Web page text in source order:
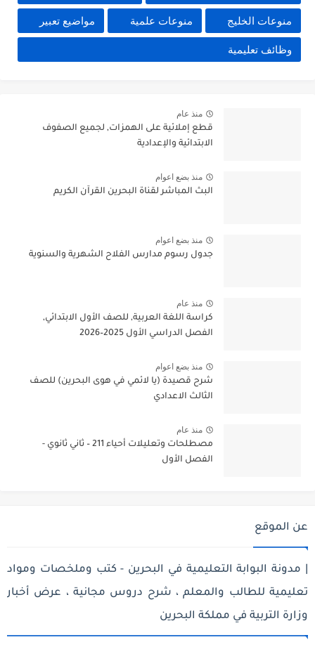
منوعات الخليج منوعات علمية مواضيع تعبير
وظائف تعليمية
منذ عام
قطع إملائية على الهمزات, لجميع الصفوف
الابتدائية والإعدادية
منذ بضع اعوام
البث المباشر لقناة البحرين القرآن الكريم
منذ بضع اعوام
جدول رسوم مدارس الفلاح الشهرية والسنوية
منذ عام
كراسة اللغة العربية, للصف الأول الابتدائي,
الفصل الدراسي الأول 2025–2026
منذ بضع اعوام
شرح قصيدة (يا لائمي في هوى البحرين) للصف
الثالث الاعدادي
منذ عام
مصطلحات وتعليلات أحياء 211 – ثاني ثانوي -
الفصل الأول
عن الموقع
| مدونة البوابة التعليمية في البحرين - كتب وملخصات ومواد
تعليمية للطالب والمعلم ، شرح دروس مجانية ، عرض أخبار
وزارة التربية في مملكة البحرين